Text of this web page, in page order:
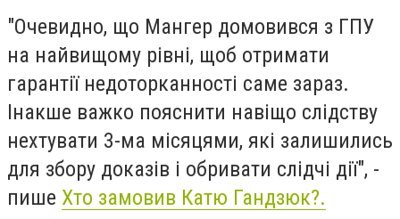
"Очевидно, що Мангер домовився з ГПУ
на найвищому рівні, щоб отримати
гарантії недоторканності саме зараз.
Інакше важко пояснити навіщо слідству
нехтувати 3-ма місяцями, які залишились
для збору доказів і обривати слідчі дії", -
пише Хто замовив Катю Гандзюк?.